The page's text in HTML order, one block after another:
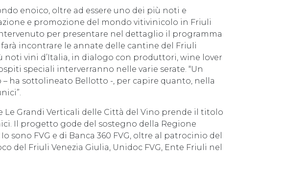
enoico, oltre ad essere uno dei più noti e
e promozione del mondo vitivinicolo in Friuli
per presentare nel dettaglio il programma
incontrare le annate delle cantine del Friuli
noti vini d’Italia, in dialogo con produttori, wine lover
speciali interverranno nelle varie serate. “Un
ha sottolineato Bellotto -, per capire quanto, nella
Le Grandi Verticali delle Città del Vino prende il titolo
Il progetto gode del sostegno della Regione
sono FVG e di Banca 360 FVG, oltre al patrocinio del
del Friuli Venezia Giulia, Unidoc FVG, Ente Friuli nel